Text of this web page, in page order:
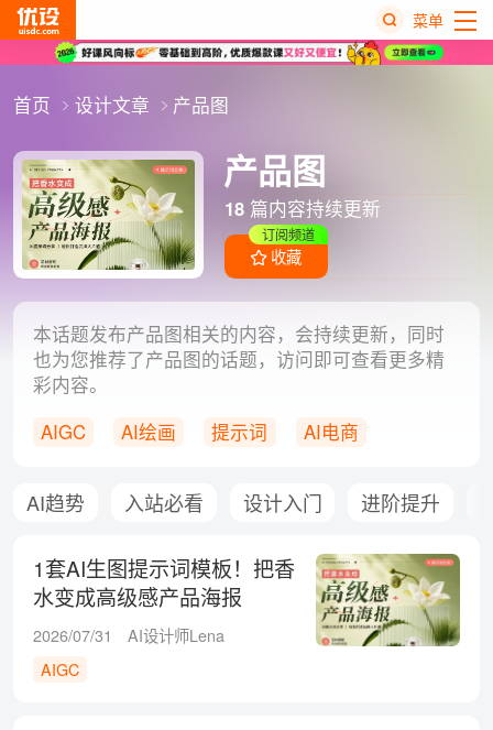
菜单
首页 设计文章 产品图
产品图
18 篇内容持续更新
收藏
订阅频道
本话题发布产品图相关的内容，会持续更新，同时
也为您推荐了产品图的话题，访问即可查看更多精
彩内容。
AIGC
AI绘画 提示词
AI电商
AI趋势 入站必看 设计入门 进阶提升
1套AI生图提示词模板！把香
水变成高级感产品海报
2026/07/31
AI设计师Lena
AIGC